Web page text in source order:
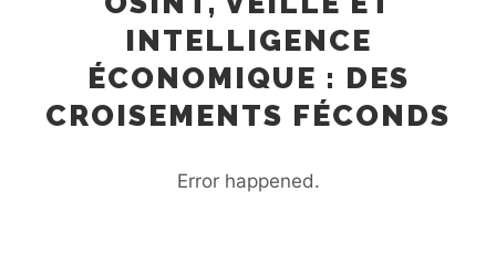
INTELLIGENCE
ÉCONOMIQUE : DES
CROISEMENTS FÉCONDS
Error happened.